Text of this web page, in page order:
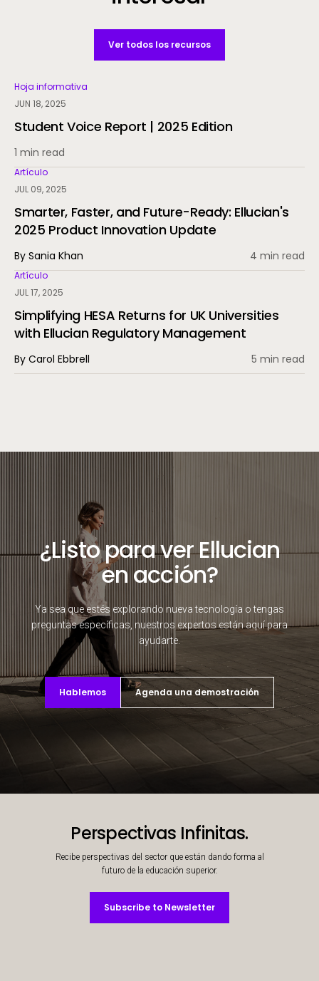
Ver todos los recursos
Hoja informativa
JUN 18, 2025
Student Voice Report | 2025 Edition
1 min read
Artículo
JUL 09, 2025
Smarter, Faster, and Future-Ready: Ellucian's
2025 Product Innovation Update
By Sania Khan 4 min read
Artículo
JUL 17, 2025
Simplifying HESA Returns for UK Universities
with Ellucian Regulatory Management
By Carol Ebbrell 5 min read
¿Listo para ver Ellucian
en acción?
Ya sea que estés explorando nueva tecnología o tengas
preguntas específicas, nuestros expertos están aquí para
ayudarte.
Hablemos Agenda una demostración
Perspectivas Infinitas.
Recibe perspectivas del sector que están dando forma al
futuro de la educación superior.
Subscribe to Newsletter
Subscribe to Newsletter